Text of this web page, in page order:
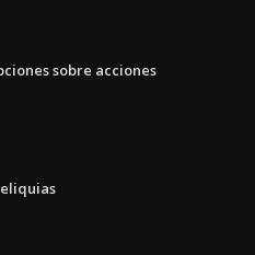
sobre acciones